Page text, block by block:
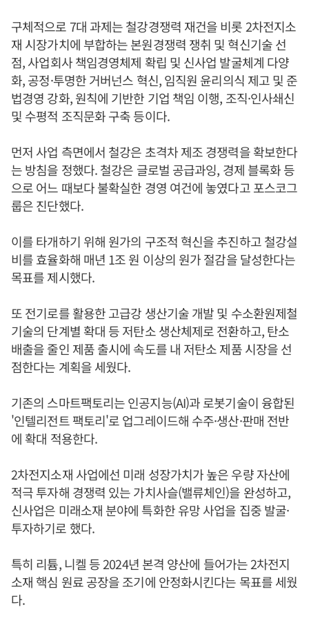
구체적으로 7대 과제는 철강경쟁력 재건을 비롯 2차전지소
재 시장가치에 부합하는 본원경쟁력 쟁취 및 혁신기술 선
점, 사업회사 책임경영체제 확립 및 신사업 발굴체계 다양
화, 공정·투명한 거버넌스 혁신, 임직원 윤리의식 제고 및 준
법경영 강화, 원칙에 기반한 기업 책임 이행, 조직·인사쇄신
및 수평적 조직문화 구축 등이다.
먼저 사업 측면에서 철강은 초격차 제조 경쟁력을 확보한다
는 방침을 정했다. 철강은 글로벌 공급과잉, 경제 블록화 등
으로 어느 때보다 불확실한 경영 여건에 놓였다고 포스코그
룹은 진단했다.
이를 타개하기 위해 원가의 구조적 혁신을 추진하고 철강설
비를 효율화해 매년 1조 원 이상의 원가 절감을 달성한다는
목표를 제시했다.
또 전기로를 활용한 고급강 생산기술 개발 및 수소환원제철
기술의 단계별 확대 등 저탄소 생산체제로 전환하고, 탄소
배출을 줄인 제품 출시에 속도를 내 저탄소 제품 시장을 선
점한다는 계획을 세웠다.
기존의 스마트팩토리는 인공지능(AI)과 로봇기술이 융합된
'인텔리전트 팩토리'로 업그레이드해 수주·생산·판매 전반
에 확대 적용한다.
2차전지소재 사업에선 미래 성장가치가 높은 우량 자산에
적극 투자해 경쟁력 있는 가치사슬(밸류체인)을 완성하고,
신사업은 미래소재 분야에 특화한 유망 사업을 집중 발굴·
투자하기로 했다.
특히 리튬, 니켈 등 2024년 본격 양산에 들어가는 2차전지
소재 핵심 원료 공장을 조기에 안정화시킨다는 목표를 세웠
다.